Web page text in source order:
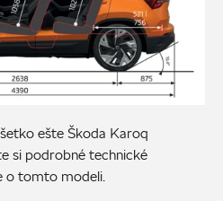
ešte Škoda Karoq
si podrobné technické
o tomto modeli.